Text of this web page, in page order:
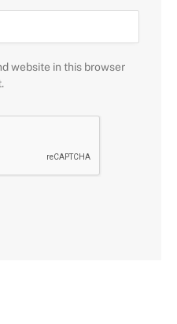
website in this browser